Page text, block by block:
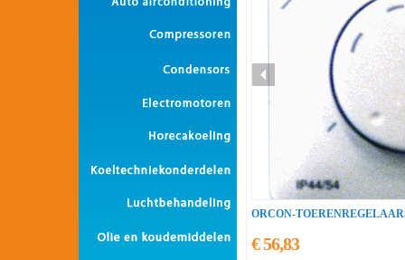
ORCON-
€ 56,83